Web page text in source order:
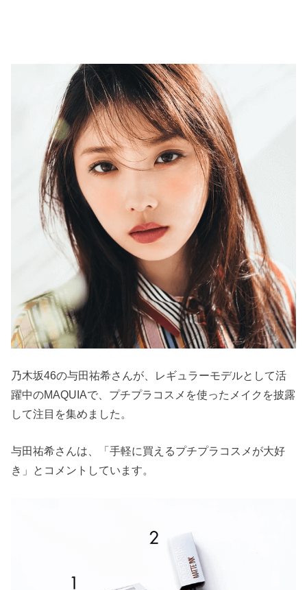
乃木坂46の与田祐希さんが、レギュラーモデルとして活
躍中のMAQUIAで、プチプラコスメを使ったメイクを披露
して注目を集めました。
与田祐希さんは、「手軽に買えるプチプラコスメが大好
き」とコメントしています。